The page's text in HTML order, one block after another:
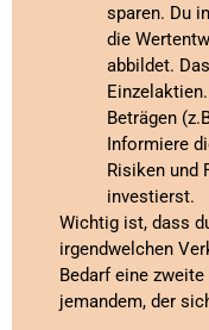
sparen. Du
die
abbildet.
Beträgen
Informiere
Risiken und
investierst.
Wichtig ist, dass
irgendwelchen
Bedarf eine
jemandem, der